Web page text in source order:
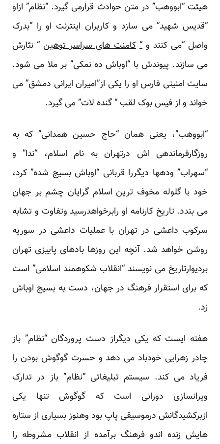
هیئت “ابووهب” در متن حوادث قرارمی گیرد. “نظام” ازاو
“قدیس شهید” می سازد و کاربران اینترنت او را “بدرک
واصل “می کنند و “ کامنت های سراسر توهین “ نثارش
می سازند. پیوندش با “اوباش ده نمکی” بر ملا می شود.
سایت امنیتی فارس او را یکی از”امیران ایرانی دمشق” می
خواند و از فیس بوک لقب “ گنده لات” می گیرد.
“ابووهب”، یعنی همان “حاج حسین همدانی” که به
روزگارفرماندهی اش درتهران به نام اسلام، “ندا” و
“سهراب” ودهها دیگررا قربانی “اوباش بسیج شده” کرد،
خود با گلوله مخوف ترین اسلام گرایان چشم بر جهان
می بندد. تاریخ کارنامه او رابرخواهدرسید وتفاوت و تشابه
سرکوب داعشی در تهران با عملیات داعشی در سوریه
روشن خواهد شد. آنچه این روزها بادهای پاییزی تهران
بردیوارتاریخ می نویسند “انقلاب شکوهمند اسلامی” است
که برای استقرار فرهنگ در جهان، دست به بسیج اوباش
زد.
هفته ایست که یکی دیگراز دست پروردگان “نظام” باز
چادر زهرایی خودباد می دهد و حسرت گوگوش بودن را
فریاد می کند. سیستم تبلیغاتی “نظام” باز در تدارک
ویرانسازی دورانی است که گوگوش تنها یکی
ازبرکشیدگانش درموسیقی پاپ بود وهنوز بسیاری از ستاره
هایش زنده اندو فرهنگ برآمده از انقلاب مشروطه را